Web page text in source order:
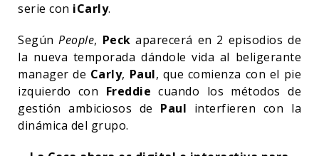
serie con iCarly.
SegúnPeople, Peckaparecerá en 2 episodios de
la nueva temporada dándole vida al beligerante
manager de Carly, Paul, que comienza con el pie
izquierdo con Freddiecuando los métodos de
gestión ambiciosos de Paul interfieren con la
dinámica del grupo.